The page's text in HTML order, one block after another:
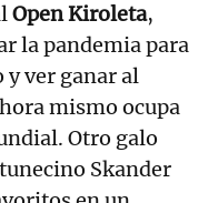
Open Kiroleta,
la pandemia para
y ver ganar al
mismo ocupa
Otro galo
Skander